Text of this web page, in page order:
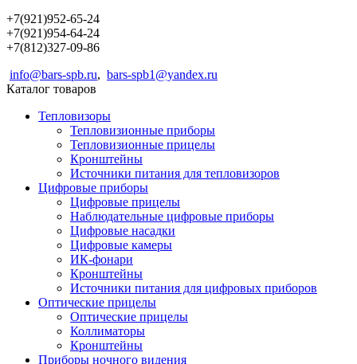
+7(921)952-65-24
+7(921)954-64-24
+7(812)327-09-86
info@bars-spb.ru, bars-spb1@yandex.ru
Каталог товаров
Тепловизоры
Тепловизионные приборы
Тепловизионные прицелы
Кронштейны
Источники питания для тепловизоров
Цифровые приборы
Цифровые прицелы
Наблюдательные цифровые приборы
Цифровые насадки
Цифровые камеры
ИК-фонари
Кронштейны
Источники питания для цифровых приборов
Оптические прицелы
Оптические прицелы
Коллиматоры
Кронштейны
Приборы ночного видения